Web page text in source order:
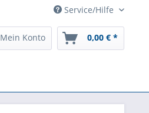
Service/Hilfe
Mein Konto 0,00 € *